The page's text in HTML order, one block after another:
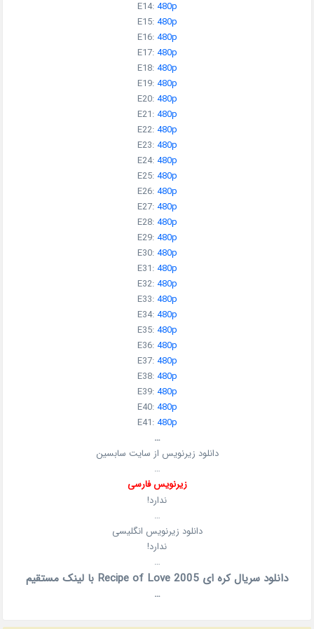
E14:480p
E15:480p
E16:480p
E17:480p
E18:480p
E19:480p
E20:480p
E21:480p
E22:480p
E23:480p
E24:480p
E25:480p
E26:480p
E27:480p
E28:480p
E29:480p
E30:480p
E31:480p
E32:480p
E33:480p
E34:480p
E35:480p
E36:480p
E37:480p
E38:480p
E39:480p
E40:480p
E41:480p
…
دانلود زیرنویس از سایت سابسین
…
زیرنویس فارسی
ندارد!
…
دانلود زیرنویس انگلیسی
ندارد!
…
دانلود سریال کره ای Recipe of Love 2005 با لینک مستقیم
…